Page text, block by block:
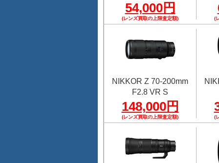
54,000円
(レンズ買取の上限査定額) (
NIKKOR Z 70-200mm
F2.8 VR S
148,000円
(レンズ買取の上限査定額) (